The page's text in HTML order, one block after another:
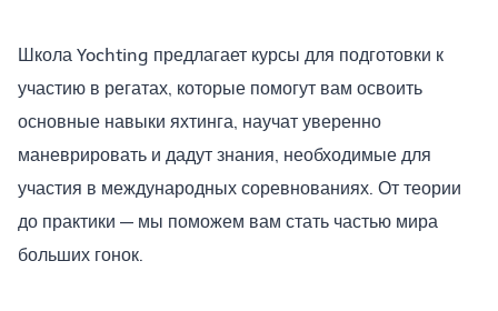
Школа Yochting предлагает курсы для подготовки к
участию в регатах, которые помогут вам освоить
основные навыки яхтинга, научат уверенно
маневрировать и дадут знания, необходимые для
участия в международных соревнованиях. От теории
до практики — мы поможем вам стать частью мира
больших гонок.